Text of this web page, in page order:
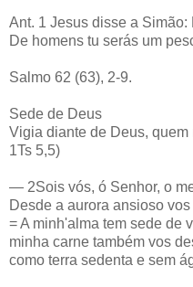
Ant. 1 Jesus disse a Simão:
De homens tu serás um
Salmo 62 (63), 2-9.
Sede de Deus
Vigia diante de Deus, quem
1Ts 5,5)
— 2Sois vós, ó Senhor, o
Desde a aurora ansioso vos
= A minh'alma tem sede de
minha carne também vos
como terra sedenta e sem